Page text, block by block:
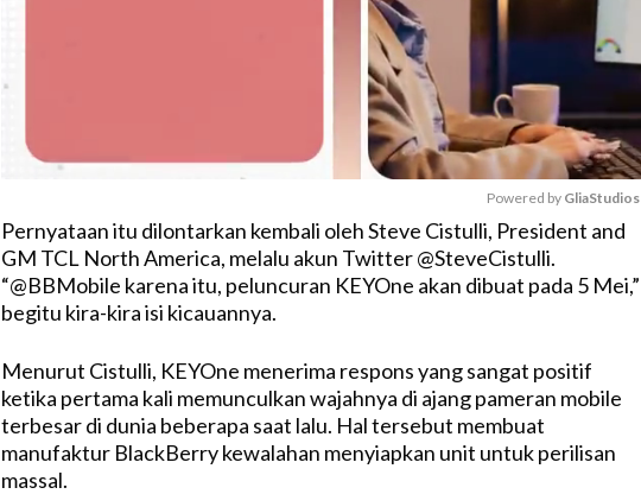
M
u
e
Powered by GliaStudios
Pernyataan itu dilontarkan kembali oleh Steve Cistulli, President and
GM TCL North America, melalu akun Twitter @SteveCistulli.
“@BBMobile karena itu, peluncuran KEYOne akan dibuat pada 5 Mei,”
begitu kira-kira isi kicauannya.
Menurut Cistulli, KEYOne menerima respons yang sangat positif
ketika pertama kali memunculkan wajahnya di ajang pameran mobile
terbesar di dunia beberapa saat lalu. Hal tersebut membuat
manufaktur BlackBerry kewalahan menyiapkan unit untuk perilisan
massal.